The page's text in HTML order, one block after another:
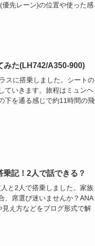
先レーン)の位置や使った感
みた(LH742/A350-900)
スに搭乗しました。シートの
ていきます。旅程はミュンヘ
下を通る感じで約11時間の飛
記！2人で話できる？
と2人で搭乗しました。家族
、席選び迷いませんか？ANA
え方などをブログ形式で解